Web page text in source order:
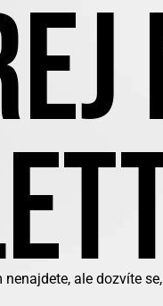
ale dozvíte